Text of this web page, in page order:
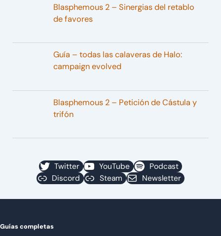
Blasphemous 2 – Sinergias del retablo
de favores
Guía – todas las calaveras de Halo:
campaign evolved
Blasphemous 2 – Petición de Cástula y
trifón
Twitter YouTube
Podcast
Discord
Steam Newsletter
Guías completas